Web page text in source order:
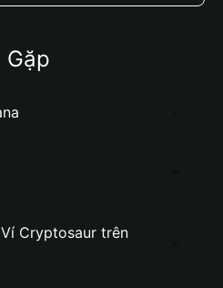
Gặp
Cryptosaur trên